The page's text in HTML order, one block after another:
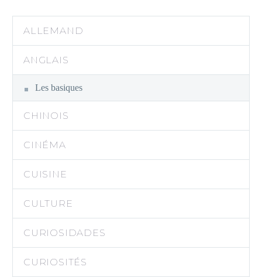
ALLEMAND
ANGLAIS
Les basiques
CHINOIS
CINÉMA
CUISINE
CULTURE
CURIOSIDADES
CURIOSITÉS